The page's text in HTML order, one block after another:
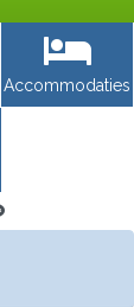
Accommodaties